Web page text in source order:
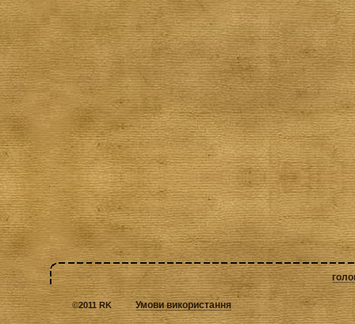
©2011 RK Умови використання